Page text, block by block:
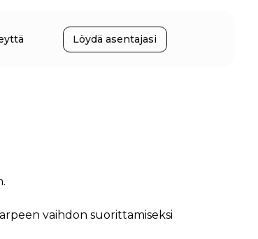
Löydä asentajasi
vaihdon suorittamiseksi